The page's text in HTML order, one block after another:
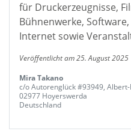
für Druckerzeugnisse,
Bühnenwerke,
Internet sowie
Veröffentlicht am 25. August 2025
Mira Takano
c/o Autorenglück #93949,
02977 Hoyerswerda
Deutschland